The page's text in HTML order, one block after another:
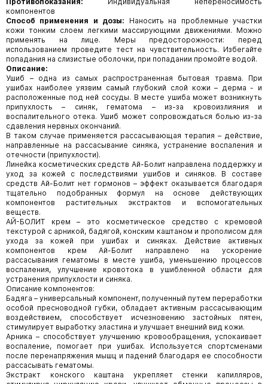
компонентов
Способ применения и дозы: Наносить на проблемные участки
кожи тонким слоем легкими массирующими движениями. Можно
применять на лице. Меры предосторожности: перед
использованием проведите тест на чувствительность. Избегайте
попадания на слизистые оболочки, при попадании промойте водой.
Описание:
Ушиб – одна из самых распространенная бытовая травма. При
ушибах наиболее уязвим самый глубокий слой кожи – дерма - и
расположенные под ней сосуды. В месте ушиба может возникнуть
припухлость – синяк, гематома – из-за кровоизлияния и
воспалительного отека. Ушиб может сопровождаться болью из-за
сдавления нервных окончаний.
В таком случае применяется рассасывающая терапия – действие,
направленные на рассасывание синяка, устранение воспаления и
отечности (припухлости).
Линейка косметических средств Ай-Болит направлена поддержку и
уход за кожей с последствиями ушибов и синяков. В составе
средств Ай-Болит нет гормонов – эффект оказывается благодаря
тщательно подобранных формул на основе действующих
компонентов растительных экстрактов и вспомогательных
веществ.
АЙ-БОЛИТ крем – это косметическое средство с кремовой
текстурой с арникой, бадягой, конским каштаном и прополисом для
ухода за кожей при ушибах и синяках. Действие активных
компонентов крем Ай-Болит направлено на ускорение
рассасывания гематомы в месте ушиба, уменьшению процессов
воспаления, улучшение кровотока в ушибленной области для
устранения припухлости и синяка.
Описание компонентов:
Бадяга – универсальный компонент, полученный путем переработки
особой пресноводной губки, обладает активным рассасывающим
воздействием, способствует исчезновению застойных пятен,
стимулирует выработку эластина и улучшает внешний вид кожи.
Арника – способствует улучшению кровообращения, успокаивает
воспаление, помогает при ушибах. Используется спортсменами
после перенапряжения мышц и падений благодаря ее способности
рассасывать гематомы.
Экстракт конского каштана укрепляет стенки капилляров,